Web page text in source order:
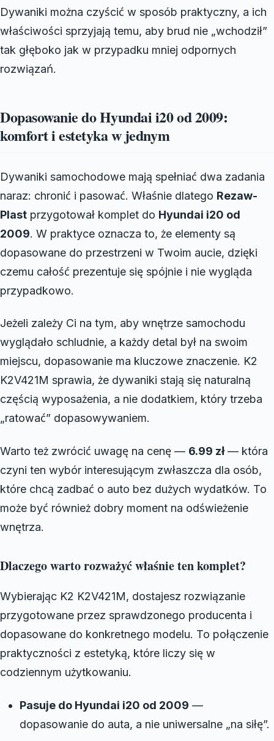
Dywaniki można czyścić w sposób praktyczny, a ich
właściwości sprzyjają temu, aby brud nie „wchodził”
tak głęboko jak w przypadku mniej odpornych
rozwiązań.
Dopasowanie do Hyundai i20 od 2009:
komfort i estetyka w jednym
Dywaniki samochodowe mają spełniać dwa zadania
naraz: chronić i pasować. Właśnie dlatego Rezaw-
Plast przygotował komplet do Hyundai i20 od
2009. W praktyce oznacza to, że elementy są
dopasowane do przestrzeni w Twoim aucie, dzięki
czemu całość prezentuje się spójnie i nie wygląda
przypadkowo.
Jeżeli zależy Ci na tym, aby wnętrze samochodu
wyglądało schludnie, a każdy detal był na swoim
miejscu, dopasowanie ma kluczowe znaczenie. K2
K2V421M sprawia, że dywaniki stają się naturalną
częścią wyposażenia, a nie dodatkiem, który trzeba
„ratować” dopasowywaniem.
Warto też zwrócić uwagę na cenę — 6.99 zł— która
czyni ten wybór interesującym zwłaszcza dla osób,
które chcą zadbać o auto bez dużych wydatków. To
może być również dobry moment na odświeżenie
wnętrza.
Dlaczego warto rozważyć właśnie ten komplet?
Wybierając K2 K2V421M, dostajesz rozwiązanie
przygotowane przez sprawdzonego producenta i
dopasowane do konkretnego modelu. To połączenie
praktyczności z estetyką, które liczy się w
codziennym użytkowaniu.
Pasuje do Hyundai i20 od 2009 —
dopasowanie do auta, a nie uniwersalne „na siłę”.